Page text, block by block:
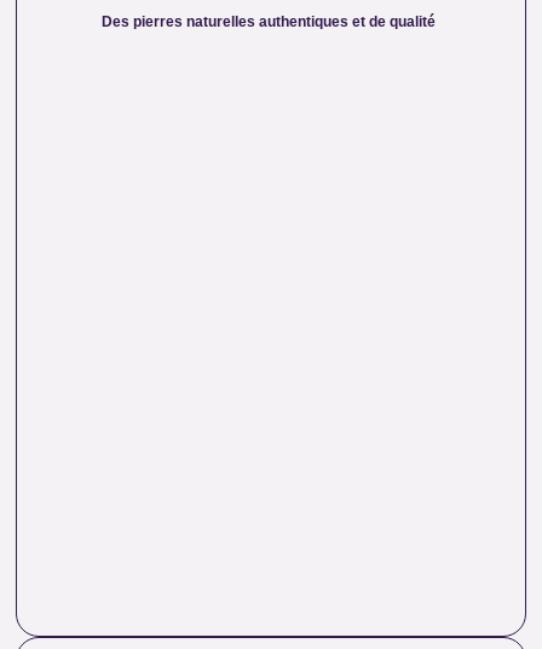
Des pierres naturelles authentiques et de qualité
sa beauté, sa vibration et son authenticité afin de vous